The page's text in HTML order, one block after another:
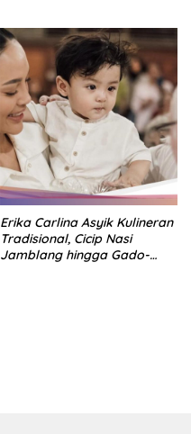
Erika Carlina Asyik Kulineran
Tradisional, Cicip Nasi
Jamblang hingga Gado-